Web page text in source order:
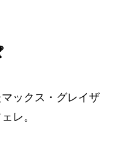
ックス・グレイザ
レ。